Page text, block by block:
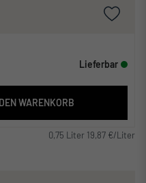
Lieferbar
WARENKORB
0,75 Liter 19,87 €/Liter